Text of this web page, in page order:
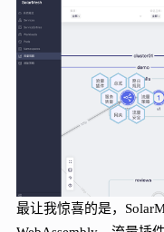
最让我惊喜的是， S